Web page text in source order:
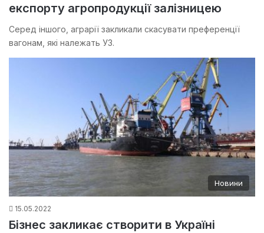
експорту агропродукції залізницею
Серед іншого, аграрії закликали скасувати преференції
вагонам, які належать УЗ.
Новини
15.05.2022
Бізнес закликає створити в Україні